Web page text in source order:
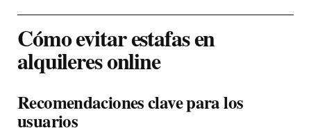
Cómo evitar estafas en
alquileres online
Recomendaciones clave para los
usuarios